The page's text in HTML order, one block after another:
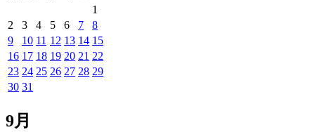
1
2
3 4 5 6 7
8
9
10 11 12 13 14 15
16 17 18 19 20 21 22
23 24 25 26 27 28 29
30 31
9月